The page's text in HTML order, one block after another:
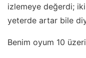
izlemeye değerdi;
yeterde artar bile
Benim oyum 10